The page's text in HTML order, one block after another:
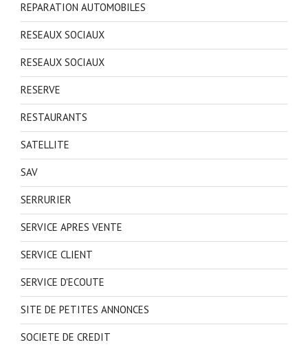
REPARATION AUTOMOBILES
RESEAUX SOCIAUX
RESEAUX SOCIAUX
RESERVE
RESTAURANTS
SATELLITE
SAV
SERRURIER
SERVICE APRES VENTE
SERVICE CLIENT
SERVICE D'ECOUTE
SITE DE PETITES ANNONCES
SOCIETE DE CREDIT